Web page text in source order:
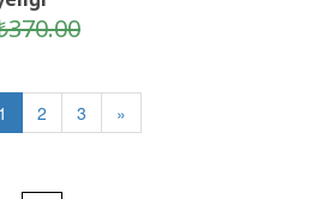
1 2 3 »